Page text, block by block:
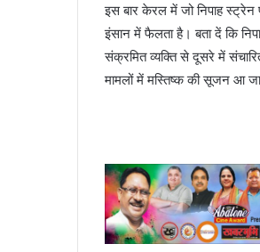
इस बार केरल में जो निपाह
इंसान में फैलता है। बता दें कि
संक्रमित व्यक्ति से दूसरे में
मामलों में मस्तिष्क की सूजन आ